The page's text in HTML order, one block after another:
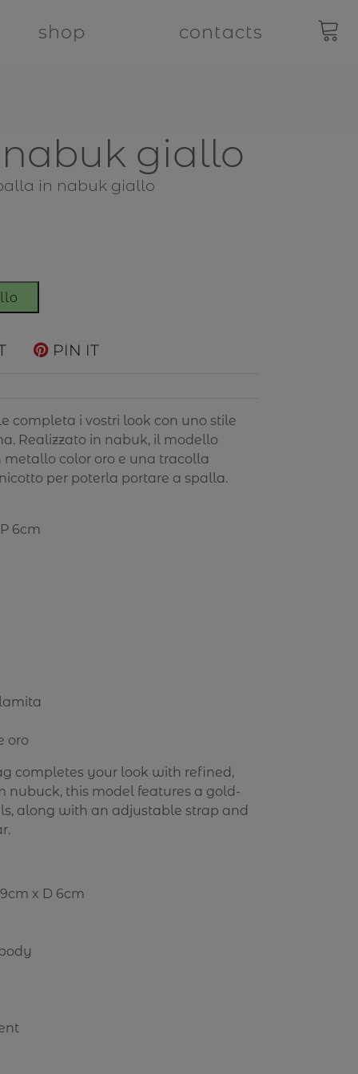
shop contacts
giallo
in nabuk giallo
PIN IT
completa i vostri look con uno stile
Realizzato in nabuk, il modello
color oro e una tracolla
per poterla portare a spalla.
6cm
oro
completes your look with refined,
nubuck, this model features a gold-
along with an adjustable strap and
x D 6cm